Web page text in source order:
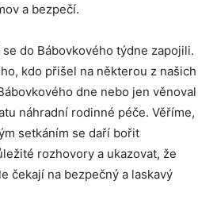
a bezpečí.
do Bábovkového týdne zapojili.
kdo přišel na některou z našich
dne nebo jen věnoval
náhradní rodinné péče. Věříme,
setkáním se daří bořit
rozhovory a ukazovat, že
čekají na bezpečný a laskavý